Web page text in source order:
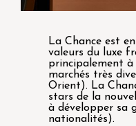
La Chance est
valeurs du luxe
principalement à
marchés très
Orient). La
stars de la
à développer sa
nationalités).